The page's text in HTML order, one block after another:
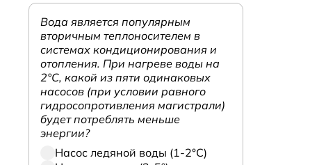
Вода является популярным
вторичным теплоносителем в
системах кондиционирования и
отопления. При нагреве воды на
2°С, какой из пяти одинаковых
насосов (при условии равного
гидросопротивления магистрали)
будет потреблять меньше
энергии?
Насос ледяной воды (1-2°С)